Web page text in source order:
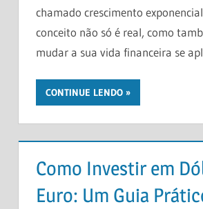
chamado crescimento
conceito não só é real, como
mudar a sua vida financeira se
CONTINUE LENDO
Como Investir em
Euro: Um Guia